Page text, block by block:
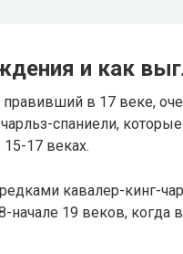
и как
в 17 веке,
спаниели,
17 веках.
кавалер-кинг-
начале 19 веков, когда